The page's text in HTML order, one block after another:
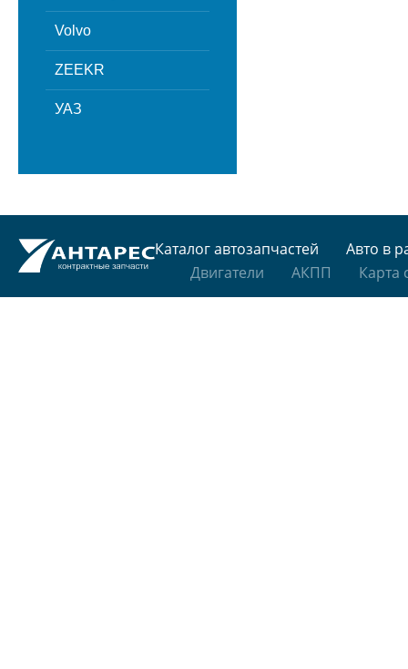
Volvo
ZEEKR
УАЗ
Каталог автозапчастей
Авто в
Двигатели
АКПП Карта